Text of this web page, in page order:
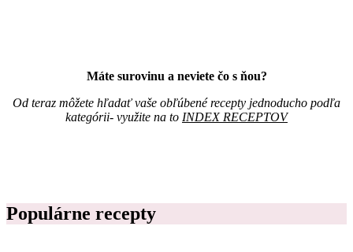
o
v
Máte surovinu a neviete čo s ňou?
Od teraz môžete hľadať vaše obľúbené recepty jednoducho podľa
kategórii- využite na to INDEX RECEPTOV
Populárne recepty